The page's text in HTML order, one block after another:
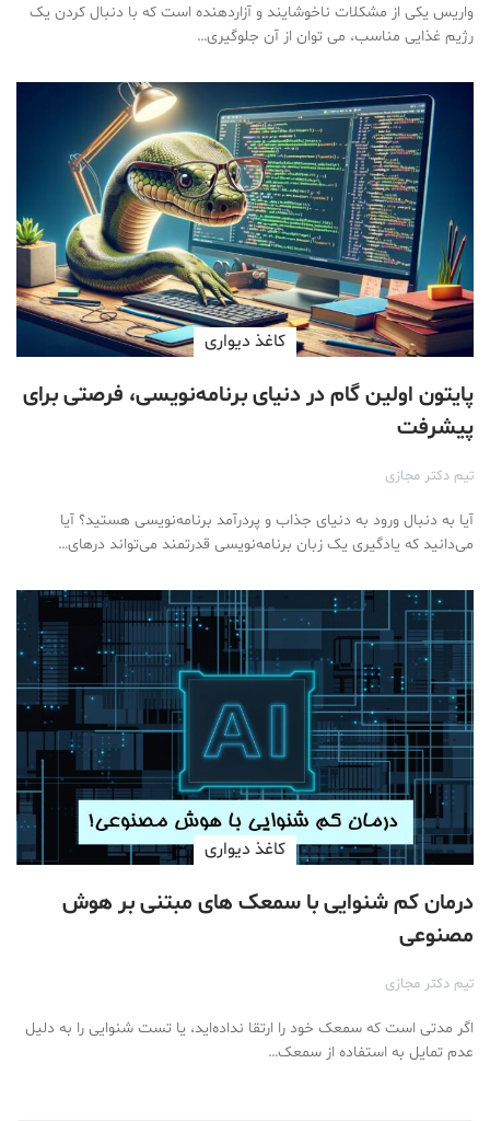
واریس یکی از مشکلات ناخوشایند و آزاردهنده است که با دنبال کردن یک
رژیم غذایی مناسب، می توان از آن جلوگیری…
کاغذ دیواری
پایتون اولین گام در دنیای برنامه‌نویسی، فرصتی برای
پیشرفت
تیم دکتر مجازی
آیا به دنبال ورود به دنیای جذاب و پردرآمد برنامه‌نویسی هستید؟ آیا
می‌دانید که یادگیری یک زبان برنامه‌نویسی قدرتمند می‌تواند درهای…
کاغذ دیواری
درمان کم شنوایی با سمعک های مبتنی بر هوش
مصنوعی
تیم دکتر مجازی
اگر مدتی است که سمعک خود را ارتقا نداده‌اید، یا تست شنوایی را به دلیل
عدم تمایل به استفاده از سمعک…